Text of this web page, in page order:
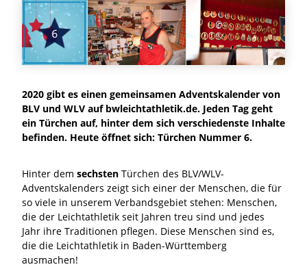
2020 gibt es einen gemeinsamen Adventskalender von
BLV und WLV auf bwleichtathletik.de. Jeden Tag geht
ein Türchen auf, hinter dem sich verschiedenste Inhalte
befinden. Heute öffnet sich: Türchen Nummer 6.
Hinter dem sechsten Türchen des BLV/WLV-
Adventskalenders zeigt sich einer der Menschen, die für
so viele in unserem Verbandsgebiet stehen: Menschen,
die der Leichtathletik seit Jahren treu sind und jedes
Jahr ihre Traditionen pflegen. Diese Menschen sind es,
die die Leichtathletik in Baden-Württemberg
ausmachen!